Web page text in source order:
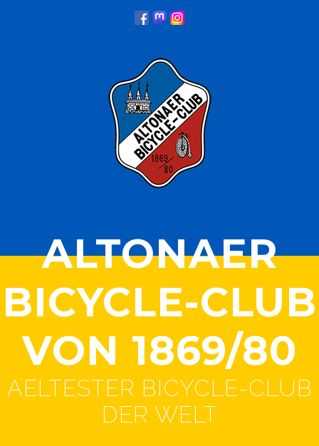
ALTONAER
BICYCLE-CLUB
VON 1869/80
AELTESTER BICYCLE-CLUB
DER WELT